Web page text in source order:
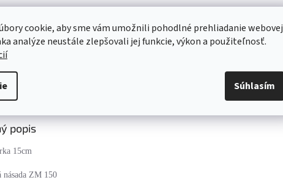
cookie, aby sme vám umožnili pohodlné prehliadanie webovej
analýze neustále zlepšovali jej funkcie, výkon a použiteľnosť.
Súhlasím
Kvalitný záručný aj pozáručný servis
Viac o našich servisných službách ....
Diskusia
popis
15cm
násada ZM 150